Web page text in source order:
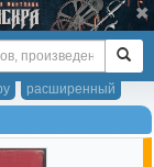
расширенный